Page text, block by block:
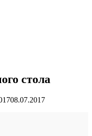
стола
08.07.2017